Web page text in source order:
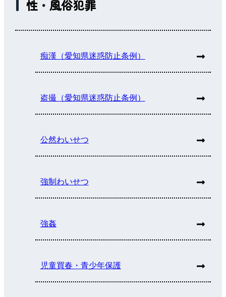
性・風俗犯罪
痴漢（愛知県迷惑防止条例）
盗撮（愛知県迷惑防止条例）
公然わいせつ
強制わいせつ
強姦
児童買春・青少年保護